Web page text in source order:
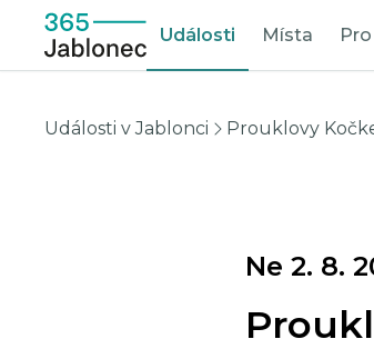
Události Místa
Události v Jablonci Prouklovy
Ne 2. 8.